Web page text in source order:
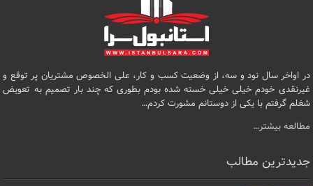
در اواخر سال نود و سه، از وضعیت کسب و کار، علی الخصوص مشتریان پر توقع و
غیرنقدی خودم خیلی خیلی خسته شده بودم بطوری که چند بار تصمیم به تعویض
شغلم گرفتم با یکی از دوستانم مشورت کردم…
مطالعه بیشتر…
جدیدترین مطالب